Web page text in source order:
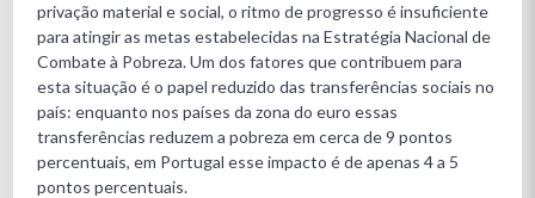
privação material e social, o ritmo de progresso é insuficiente
para atingir as metas estabelecidas na Estratégia Nacional de
Combate à Pobreza. Um dos fatores que contribuem para
esta situação é o papel reduzido das transferências sociais no
país: enquanto nos países da zona do euro essas
transferências reduzem a pobreza em cerca de 9 pontos
percentuais, em Portugal esse impacto é de apenas 4 a 5
pontos percentuais.